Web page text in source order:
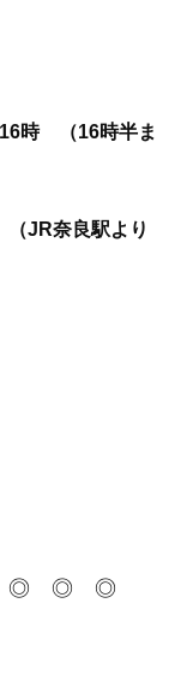
時 （16時半ま
JR奈良駅より
◎ ◎ ◎